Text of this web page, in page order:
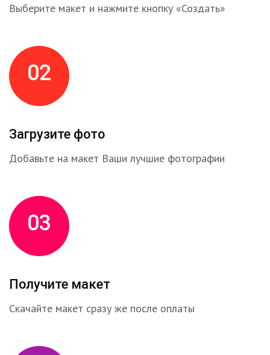
Выберите макет и нажмите кнопку «Создать»
02
Загрузите фото
Добавьте на макет Ваши лучшие фотографии
03
Получите макет
Скачайте макет сразу же после оплаты